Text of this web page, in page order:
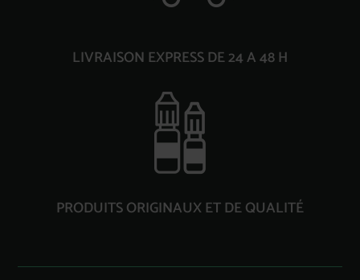
LIVRAISON EXPRESS DE 24 A 48 H
PRODUITS ORIGINAUX ET DE QUALITÉ